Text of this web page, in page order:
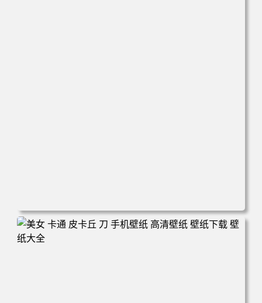
电脑壁纸 新娘 结婚 美女 大白腿 红色礼服 旗袍 手机壁纸 高
清壁纸 壁纸下载 壁纸大全